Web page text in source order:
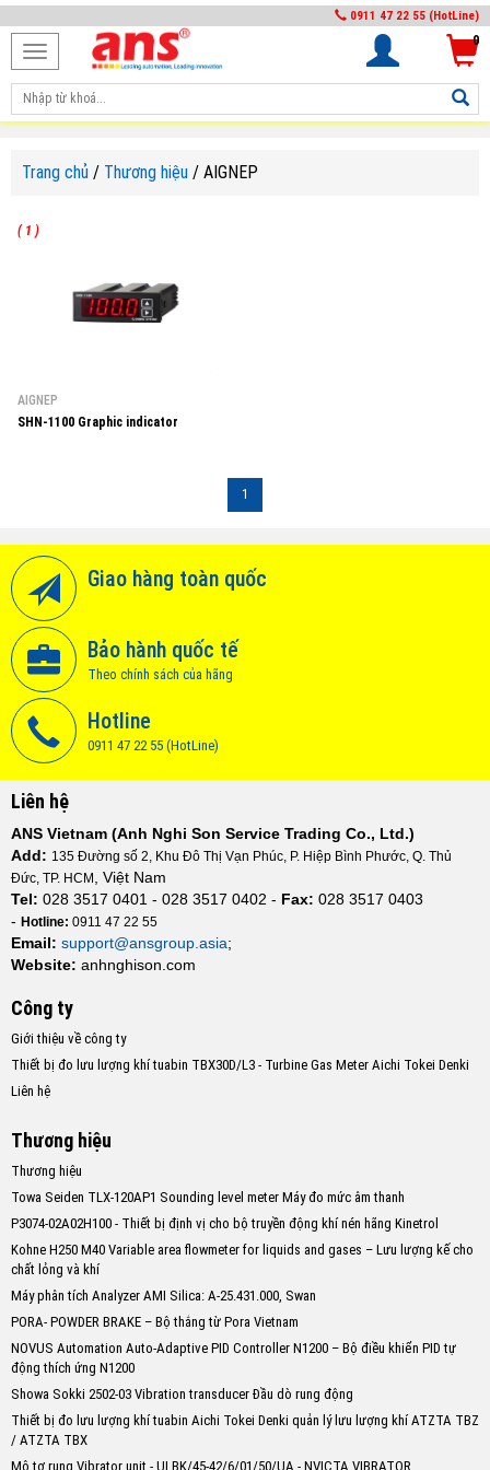
0911 47 22 55 (HotLine)
Toggle
navigation
0
Trang chủ / Thương hiệu / AIGNEP
( 1 )
AIGNEP
SHN-1100 Graphic indicator
1
Giao hàng toàn quốc
Bảo hành quốc tế
Theo chính sách của hãng
Hotline
0911 47 22 55 (HotLine)
Liên hệ
ANS Vietnam (Anh Nghi Son Service Trading Co., Ltd.)
Add: 135 Đường số 2, Khu Đô Thị Vạn Phúc, P. Hiệp Bình Phước, Q. Thủ
Đức, TP. HCM
, Việt Nam
Tel: 028 3517 0401 - 028 3517 0402 - Fax: 028 3517 0403
- Hotline: 0911 47 22 55
Email: support@ansgroup.asia;
Website: anhnghison.com
Công ty
Giới thiệu về công ty
Thiết bị đo lưu lượng khí tuabin TBX30D/L3 - Turbine Gas Meter Aichi Tokei Denki
Liên hệ
Thương hiệu
Thương hiệu
Towa Seiden TLX-120AP1 Sounding level meter Máy đo mức âm thanh
P3074-02A02H100 - Thiết bị định vị cho bộ truyền động khí nén hãng Kinetrol
Kohne H250 M40 Variable area flowmeter for liquids and gases – Lưu lượng kế cho
chất lỏng và khí
Máy phân tích Analyzer AMI Silica: A-25.431.000, Swan
PORA- POWDER BRAKE – Bộ thắng từ Pora Vietnam
NOVUS Automation Auto-Adaptive PID Controller N1200 – Bộ điều khiển PID tự
động thích ứng N1200
Showa Sokki 2502-03 Vibration transducer Đầu dò rung động
Thiết bị đo lưu lượng khí tuabin Aichi Tokei Denki quản lý lưu lượng khí ATZTA TBZ
/ ATZTA TBX
Mô tơ rung Vibrator unit - ULBK/45-42/6/01/50/UA - NVICTA VIBRATOR